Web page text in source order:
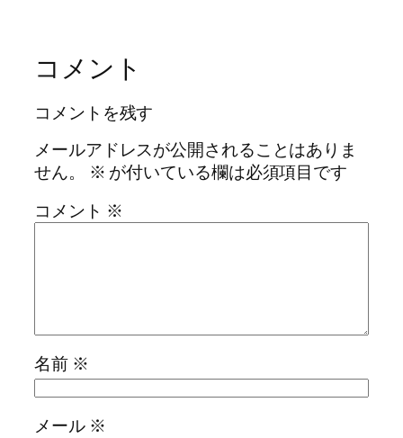
コメント
コメントを残す
メールアドレスが公開されることはありま
せん。
※ が付いている欄は必須項目です
コメント ※
名前 ※
メール ※